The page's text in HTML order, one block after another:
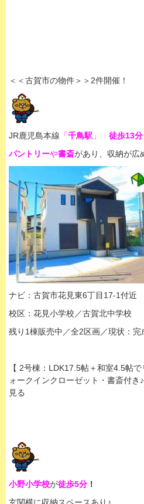
＜＜古賀市の物件＞＞2件開催！
JR鹿児島本線 「千鳥駅 」 徒歩13分
パントリーや書斎があり、収納が広
ナビ：古賀市花見東6丁目17-1付近
校区：花見小学校／古賀北中学校
残り1棟販売中／全2区画／現状：完
【 2号棟：LDK17.5帖＋和室4.5帖
ォークインクローゼット・書斎付
見る
小野小学校が徒歩5分 ！